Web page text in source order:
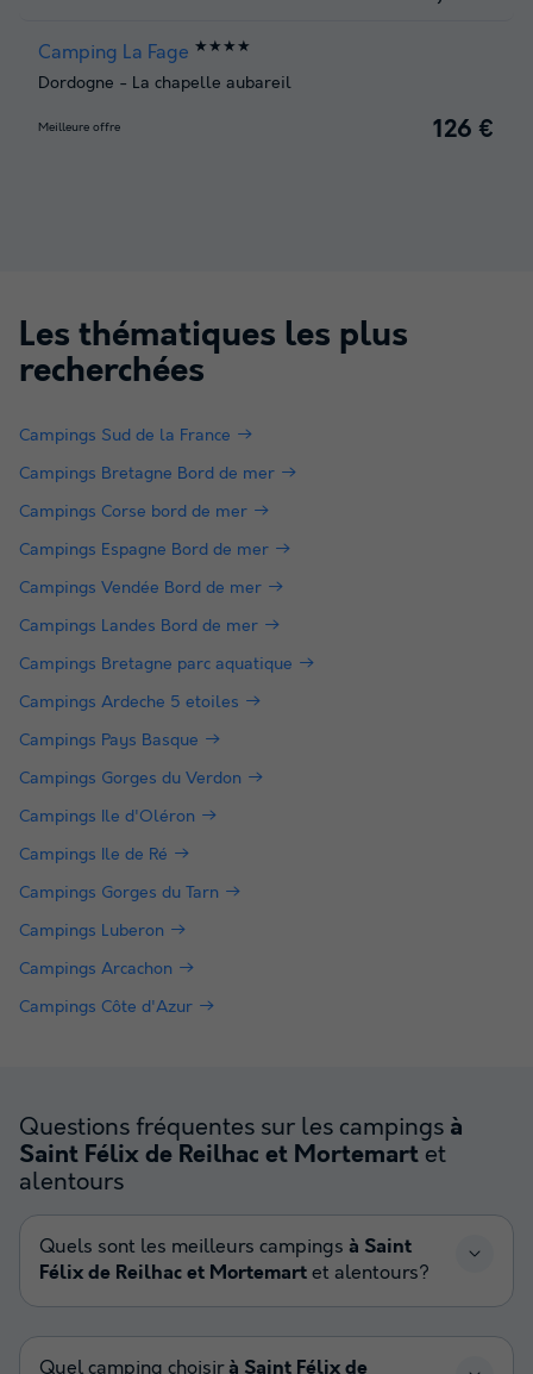
Camping La Fage ★★★★
Dordogne - La chapelle aubareil
Meilleure offre 126 €
Les thématiques les plus
recherchées
Campings Sud de la France
Campings Bretagne Bord de mer
Campings Corse bord de mer
Campings Espagne Bord de mer
Campings Vendée Bord de mer
Campings Landes Bord de mer
Campings Bretagne parc aquatique
Campings Ardeche 5 etoiles
Campings Pays Basque
Campings Gorges du Verdon
Campings Ile d'Oléron
Campings Ile de Ré
Campings Gorges du Tarn
Campings Luberon
Campings Arcachon
Campings Côte d'Azur
Questions fréquentes sur les campings à
Saint Félix de Reilhac et Mortemart et
alentours
Quels sont les meilleurs campings à Saint
Félix de Reilhac et Mortemart et alentours?
Quel camping choisirà Saint Félix de